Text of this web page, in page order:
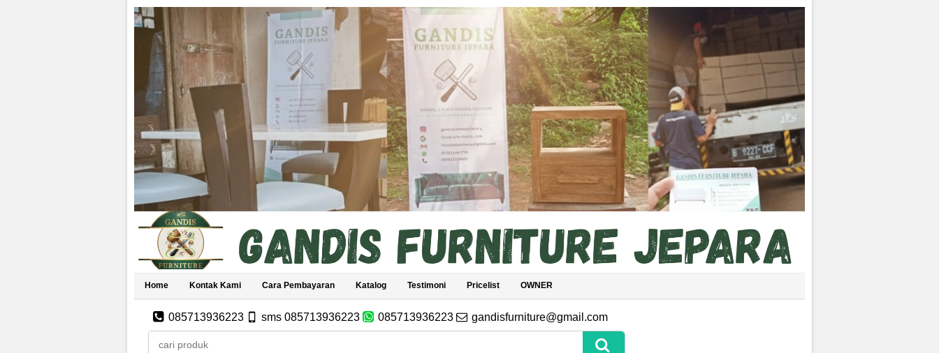
Home Kontak Kami Cara Pembayaran Katalog Testimoni Pricelist OWNER
085713936223 sms 085713936223 085713936223 gandisfurniture@gmail.com